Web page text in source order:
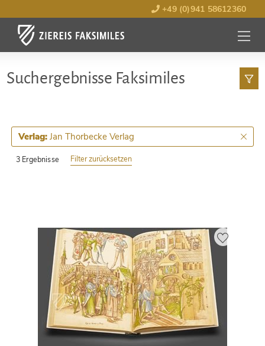
+49 (0)941 58612360
MENÜ
Such­ergebnisse Faksimiles
3 Ergebnisse
Verlag:Jan Thorbecke Verlag
Filter zurücksetzen